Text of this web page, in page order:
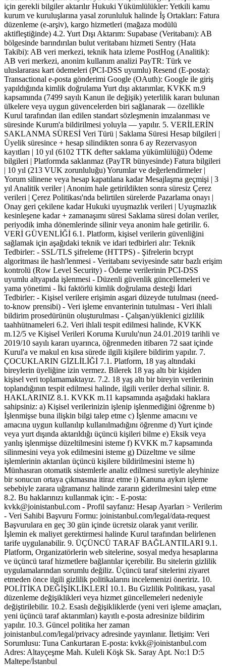
için gerekli bilgiler aktarılır Hukuki Yükümlülükler: Yetkili kamu
kurum ve kuruluşlarına yasal zorunluluk halinde İş Ortakları: Fatura
düzenleme (e-arşiv), kargo hizmetleri (mağaza modülü
aktifleştiğinde) 4.2. Yurt Dışı Aktarım: Supabase (Veritabanı): AB
bölgesinde barındırılan bulut veritabanı hizmeti Sentry (Hata
Takibi): AB veri merkezi, teknik hata izleme PostHog (Analitik):
AB veri merkezi, anonim kullanım analizi PayTR: Türk ve
uluslararası kart ödemeleri (PCI-DSS uyumlu) Resend (E-posta):
Transactional e-posta gönderimi Google (OAuth): Google ile giriş
yapıldığında kimlik doğrulama Yurt dışı aktarımlar, KVKK m.9
kapsamında (7499 sayılı Kanun ile değişik) yeterlilik kararı bulunan
ülkelere veya uygun güvencelerden biri sağlanarak — özellikle
Kurul tarafından ilan edilen standart sözleşmenin imzalanması ve
süresinde Kurum'a bildirilmesi yoluyla — yapılır. 5. VERİLERİN
SAKLANMA SÜRESİ Veri Türü | Saklama Süresi Hesap bilgileri |
Üyelik süresince + hesap silindikten sonra 6 ay Rezervasyon
kayıtları | 10 yıl (6102 TTK defter saklama yükümlülüğü) Ödeme
bilgileri | Platformda saklanmaz (PayTR bünyesinde) Fatura bilgileri
| 10 yıl (213 VUK zorunluluğu) Yorumlar ve değerlendirmeler |
Yorum silinene veya hesap kapatılana kadar Mesajlaşma geçmişi | 3
yıl Analitik veriler | Anonim hale getirildikten sonra süresiz Çerez
verileri | Çerez Politikası'nda belirtilen sürelerde Pazarlama onayı |
Onay geri çekilene kadar Hukuki uyuşmazlık verileri | Uyuşmazlık
kesinleşene kadar + zamanaşımı süresi Saklama süresi dolan veriler,
periyodik imha dönemlerinde silinir veya anonim hale getirilir. 6.
VERİ GÜVENLİĞİ 6.1. Platform, kişisel verilerin güvenliğini
sağlamak için aşağıdaki teknik ve idari tedbirleri alır: Teknik
Tedbirler: - SSL/TLS şifreleme (HTTPS) - Şifrelerin bcrypt
algoritması ile hash'lenmesi - Veritabanı seviyesinde satır bazlı erişim
kontrolü (Row Level Security) - Ödeme verilerinin PCI-DSS
uyumlu altyapıda işlenmesi - Düzenli güvenlik güncellemeleri ve
yama yönetimi - İki faktörlü kimlik doğrulama desteği İdari
Tedbirler: - Kişisel verilere erişimin asgari düzeyde tutulması (need-
to-know prensibi) - Veri işleme envanterinin tutulması - Veri ihlali
bildirim prosedürünün oluşturulması - Çalışan/yüklenici gizlilik
taahhütnameleri 6.2. Veri ihlali tespit edilmesi halinde, KVKK
m.12/5 ve Kişisel Verileri Koruma Kurulu'nun 24.01.2019 tarihli ve
2019/10 sayılı kararı uyarınca, öğrenmeden itibaren 72 saat içinde
Kurul'a ve makul en kısa sürede ilgili kişilere bildirim yapılır. 7.
ÇOCUKLARIN GİZLİLİĞİ 7.1. Platform, 18 yaş altındaki
bireylerin üyeliğine izin vermez. Bilerek 18 yaş altı bir kişiden
kişisel veri toplamamaktayız. 7.2. 18 yaş altı bir bireyin verilerinin
toplandığının tespit edilmesi halinde, ilgili veriler derhal silinir. 8.
HAKLARINIZ 8.1. KVKK m.11 kapsamında aşağıdaki haklara
sahipsiniz: a) Kişisel verilerinizin işlenip işlenmediğini öğrenme b)
İşlenmişse buna ilişkin bilgi talep etme c) İşlenme amacını ve
amacına uygun kullanılıp kullanılmadığını öğrenme d) Yurt içinde
veya yurt dışında aktarıldığı üçüncü kişileri bilme e) Eksik veya
yanlış işlenmişse düzeltilmesini isteme f) KVKK m.7 kapsamında
silinmesini veya yok edilmesini isteme g) Düzeltme ve silme
işlemlerinin aktarılan üçüncü kişilere bildirilmesini isteme h)
Münhasıran otomatik sistemlerle analiz edilmesi suretiyle aleyhinize
bir sonucun ortaya çıkmasına itiraz etme i) Kanuna aykırı işleme
sebebiyle zarara uğramanız halinde zararın giderilmesini talep etme
8.2. Bu haklarınızı kullanmak için: - E-posta:
kvkk@joinistanbul.com - Profil sayfanız: Hesap Ayarları > Verilerim
- Veri Sahibi Başvuru Formu: joinistanbul.com/legal/data-request
Başvurulara en geç 30 gün içinde ücretsiz olarak yanıt verilir.
İşlemin ek maliyet gerektirmesi halinde Kurul tarafından belirlenen
tarife uygulanabilir. 9. ÜÇÜNCÜ TARAF BAĞLANTILARI 9.1.
Platform, Organizatörlerin web sitelerine, sosyal medya hesaplarına
ve üçüncü taraf hizmetlere bağlantılar içerebilir. Bu sitelerin gizlilik
uygulamalarından sorumlu değiliz. Üçüncü taraf sitelerini ziyaret
etmeden önce ilgili gizlilik politikalarını incelemenizi öneririz. 10.
POLİTİKA DEĞİŞİKLİKLERİ 10.1. Bu Gizlilik Politikası, yasal
düzenleme değişiklikleri veya hizmet güncellemeleri nedeniyle
değiştirilebilir. 10.2. Esaslı değişikliklerde (yeni veri işleme amaçları,
yeni üçüncü taraf aktarımları) kayıtlı e-posta adresinize bildirim
yapılır. 10.3. Güncel politika her zaman
joinistanbul.com/legal/privacy adresinde yayınlanır. İletişim: Veri
Sorumlusu: Tuna Cankurtaran E-posta: kvkk@joinistanbul.com
Adres: Altayçeşme Mah. Kuleli Köşk Sk. Saray Apt. No:1 D:5
Maltepe/İstanbul